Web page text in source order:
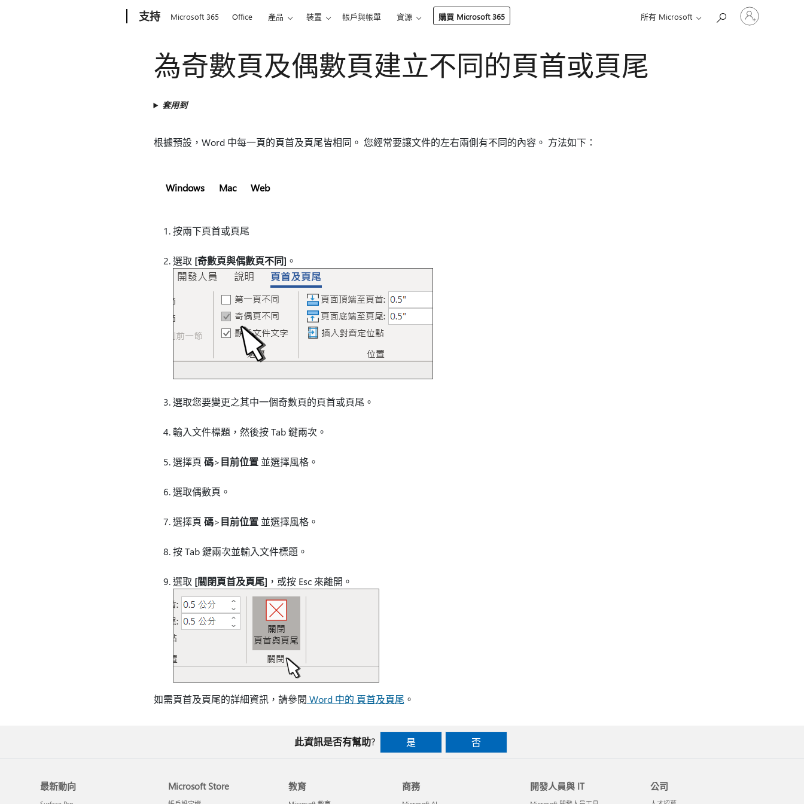
支持 Microsoft 365 Office 產品 裝置 帳戶與帳單 資源 購買 Microsoft 365 所有 Microsoft
登
入
為奇數頁及偶數頁建立不同的頁首或頁尾
套用到
根據預設，Word 中每一頁的頁首及頁尾皆相同。 您經常要讓文件的左右兩側有不同的內容。 方法如下：
Windows Mac Web
按兩下頁首或頁尾
選取 [奇數頁與偶數頁不同] 。
選取您要變更之其中一個奇數頁的頁首或頁尾。
輸入文件標題，然後按 Tab 鍵兩次。
選擇頁 碼>目前位置並選擇風格。
選取偶數頁。
選擇頁 碼>目前位置並選擇風格。
按 Tab 鍵兩次並輸入文件標題。
選取 [關閉頁首及頁尾] ，或按 Esc 來離開。
如需頁首及頁尾的詳細資訊，請參閱 Word 中的 頁首及頁尾 。
此資訊是否有幫助? 是 否
最新動向 Microsoft Store 教育 商務 開發人員與 IT 公司